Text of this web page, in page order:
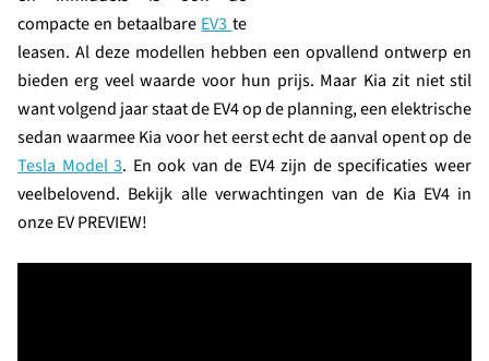
compacte en betaalbare EV3 te
leasen. Al deze modellen hebben een opvallend ontwerp en
bieden erg veel waarde voor hun prijs. Maar Kia zit niet stil
want volgend jaar staat de EV4 op de planning, een elektrische
sedan waarmee Kia voor het eerst echt de aanval opent op de
Tesla Model 3. En ook van de EV4 zijn de specificaties weer
veelbelovend. Bekijk alle verwachtingen van de Kia EV4 in
onze EV PREVIEW!